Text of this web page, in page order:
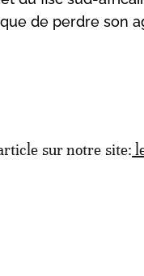
de perdre son
sur notre site: